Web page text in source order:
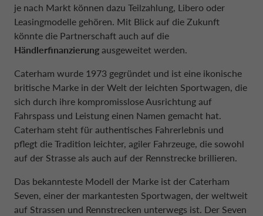
je nach Markt können dazu Teilzahlung, Libero oder
Leasingmodelle gehören. Mit Blick auf die Zukunft
könnte die Partnerschaft auch auf die
Händlerfinanzierung ausgeweitet werden.
Caterham wurde 1973 gegründet und ist eine ikonische
britische Marke in der Welt der leichten Sportwagen, die
sich durch ihre kompromisslose Ausrichtung auf
Fahrspass und Leistung einen Namen gemacht hat.
Caterham steht für authentisches Fahrerlebnis und
pflegt die Tradition leichter, agiler Fahrzeuge, die sowohl
auf der Strasse als auch auf der Rennstrecke brillieren.
Das bekannteste Modell der Marke ist der Caterham
Seven, einer der markantesten Sportwagen, der weltweit
auf Strassen und Rennstrecken unterwegs ist. Der Seven